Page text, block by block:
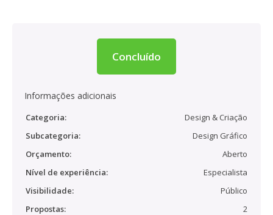
Concluído
Informações adicionais
Categoria:
Design & Criação
Subcategoria:
Design Gráfico
Orçamento:
Aberto
Nível de experiência:
Especialista
Visibilidade:
Público
Propostas:
2